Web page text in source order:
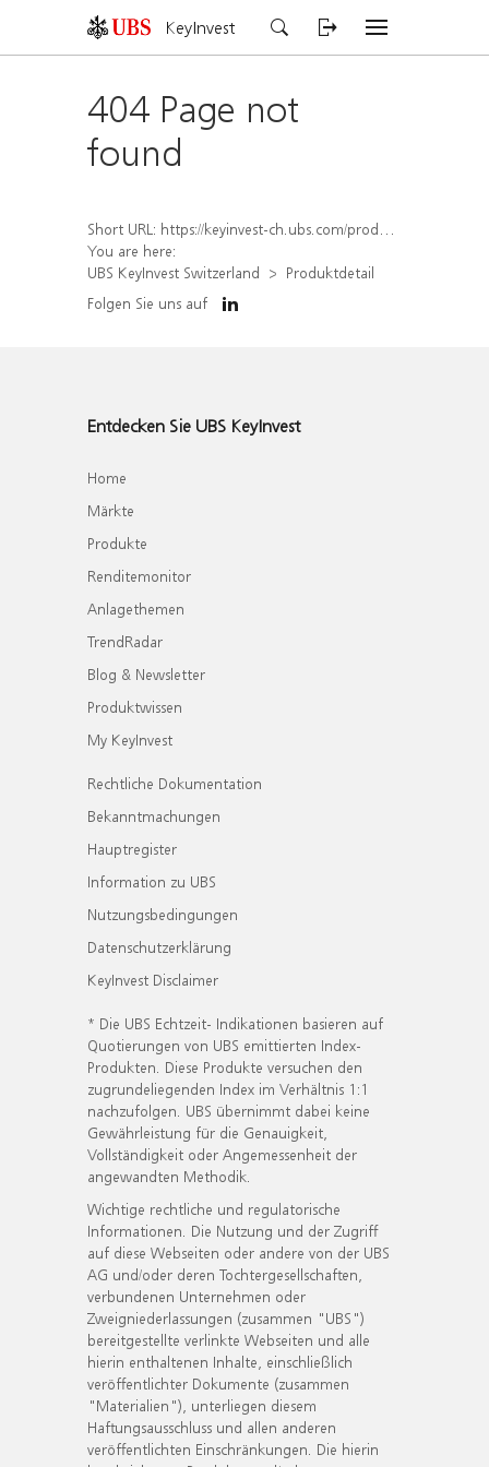
KeyInvest
404 Page not
found
Short URL: https://keyinvest-ch.ubs.com/produkt/detail/index/isin/CH1459075557
You are here:
UBS KeyInvest Switzerland
Produktdetail
Folgen Sie uns auf
Entdecken Sie UBS KeyInvest
Home
Märkte
Produkte
Renditemonitor
Anlagethemen
TrendRadar
Blog & Newsletter
Produktwissen
My KeyInvest
Rechtliche Dokumentation
Bekanntmachungen
Hauptregister
Information zu UBS
Nutzungsbedingungen
Datenschutzerklärung
KeyInvest Disclaimer
* Die UBS Echtzeit- Indikationen basieren auf
Quotierungen von UBS emittierten Index-
Produkten. Diese Produkte versuchen den
zugrundeliegenden Index im Verhältnis 1:1
nachzufolgen. UBS übernimmt dabei keine
Gewährleistung für die Genauigkeit,
Vollständigkeit oder Angemessenheit der
angewandten Methodik.
Wichtige rechtliche und regulatorische
Informationen. Die Nutzung und der Zugriff
auf diese Webseiten oder andere von der UBS
AG und/oder deren Tochtergesellschaften,
verbundenen Unternehmen oder
Zweigniederlassungen (zusammen "UBS")
bereitgestellte verlinkte Webseiten und alle
hierin enthaltenen Inhalte, einschließlich
veröffentlichter Dokumente (zusammen
"Materialien"), unterliegen diesem
Haftungsausschluss und allen anderen
veröffentlichten Einschränkungen. Die hierin